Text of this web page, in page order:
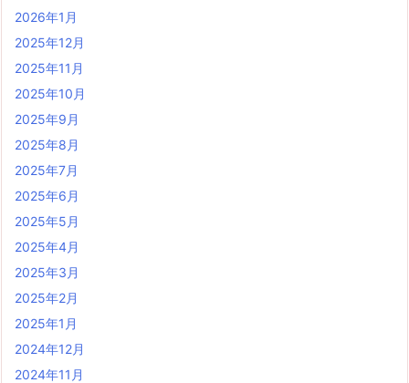
2026年1月
2025年12月
2025年11月
2025年10月
2025年9月
2025年8月
2025年7月
2025年6月
2025年5月
2025年4月
2025年3月
2025年2月
2025年1月
2024年12月
2024年11月